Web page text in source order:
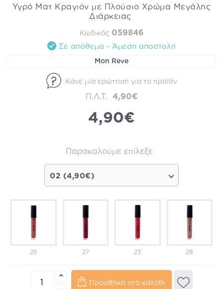
Υγρό Ματ Κραγιόν με Πλούσιο Χρώμα Μεγάλης
Διάρκειας
Κωδικός 059846
Σε απόθεμα - Άμεση αποστολή
Mon Reve
Κάνε μία ερώτηση για το προϊόν
Π.Λ.Τ. 4,90€
4,90€
Παρακαλούμε επίλεξε
02 (4,90€)
26 27 23 28
Προσθήκη στο καλάθι